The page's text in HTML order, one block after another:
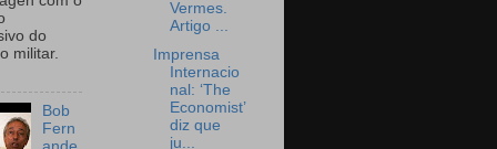
do
militar.
Bob
Fern
Vermes.
Artigo ...
Imprensa
Internacio
nal: ‘The
Economist’
diz que
ju...